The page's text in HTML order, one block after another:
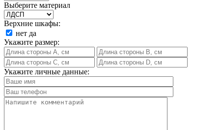
Выберите материал
Верхние шкафы:
нет да
Укажите размер:
Укажите личные данные: